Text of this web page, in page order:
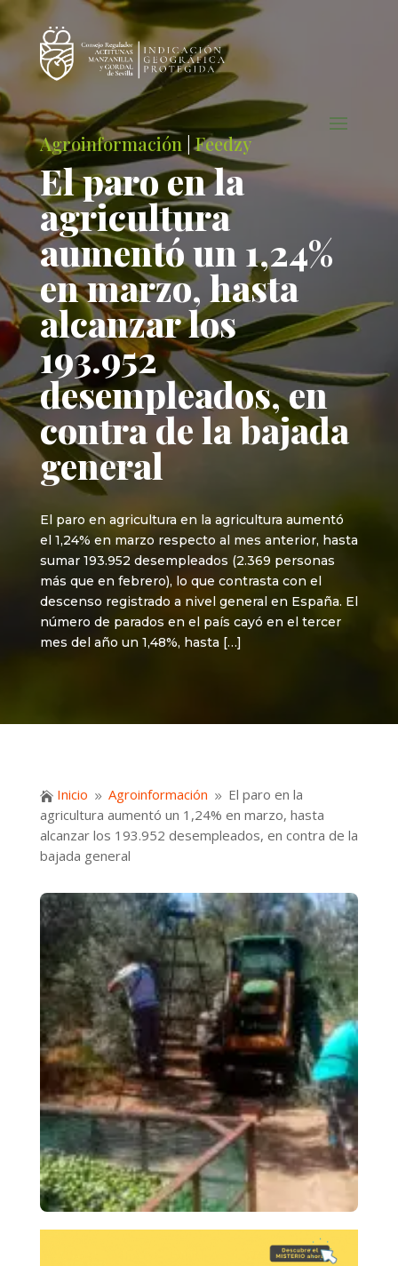
Agroinformación |Feedzy
El paro en la
agricultura
aumentó un 1,24%
en marzo, hasta
alcanzar los
193.952
desempleados, en
contra de la bajada
general
El paro en agricultura en la agricultura aumentó
el 1,24% en marzo respecto al mes anterior, hasta
sumar 193.952 desempleados (2.369 personas
más que en febrero), lo que contrasta con el
descenso registrado a nivel general en España. El
número de parados en el país cayó en el tercer
mes del año un 1,48%, hasta […]
 Inicio 9 Agroinformación 9 El paro en la
agricultura aumentó un 1,24% en marzo, hasta
alcanzar los 193.952 desempleados, en contra de la
bajada general